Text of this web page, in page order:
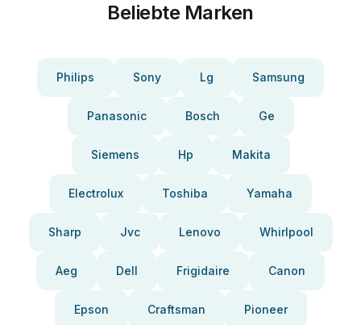
Beliebte Marken
Philips Sony Lg Samsung
Panasonic Bosch Ge
Siemens Hp Makita
Electrolux Toshiba Yamaha
Sharp Jvc Lenovo Whirlpool
Aeg Dell Frigidaire Canon
Epson Craftsman Pioneer